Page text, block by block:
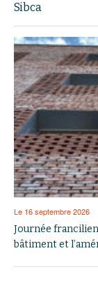
Sibca
Le 16 septembre 2026
Journée
bâtiment et